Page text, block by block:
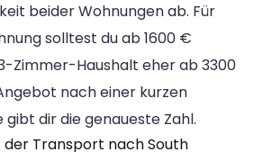
beider Wohnungen ab. Für
solltest du ab 1600 €
Zimmer-Haushalt eher ab 3300
nach einer kurzen
dir die genaueste Zahl.
Transport nach South